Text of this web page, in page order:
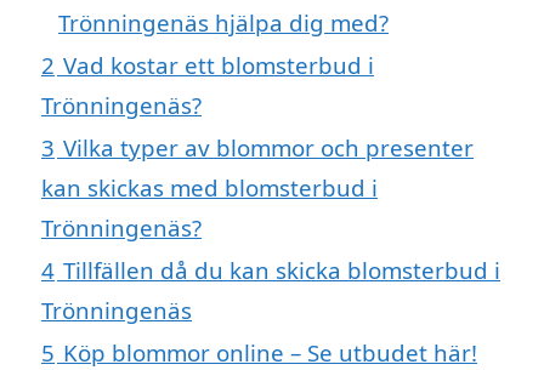
Trönningenäs hjälpa dig med?
2 Vad kostar ett blomsterbud i
Trönningenäs?
3 Vilka typer av blommor och presenter
kan skickas med blomsterbud i
Trönningenäs?
4 Tillfällen då du kan skicka blomsterbud i
Trönningenäs
5 Köp blommor online – Se utbudet här!